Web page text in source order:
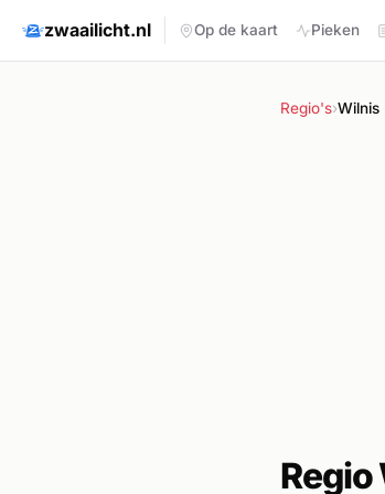
zwaailicht.nl Op de kaart Pieken
Regio's›Wilnis
Regio